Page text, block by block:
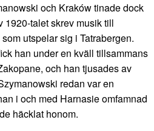
och Kraków tinade dock
1920-talet skrev musik till
utspelar sig i Tatrabergen.
han under en kväll tillsammans
och han tjusades av
redan var en
i och med Harnasie omfamnad
häcklat honom.